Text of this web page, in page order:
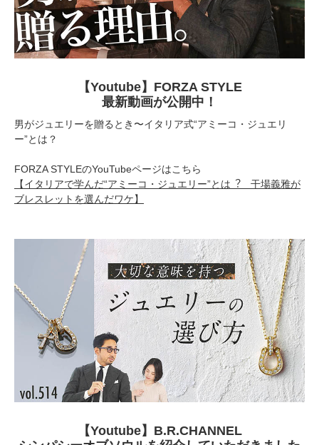
【Youtube】FORZA STYLE
最新動画が公開中！
男がジュエリーを贈るとき〜イタリア式“アミーコ・ジュエリ
ー”とは？
FORZA STYLEのYouTubeページはこちら
【イタリアで学んだ“アミーコ・ジュエリー”とは︖ 干場義雅が
ブレスレットを選んだワケ】
【Youtube】B.R.CHANNEL